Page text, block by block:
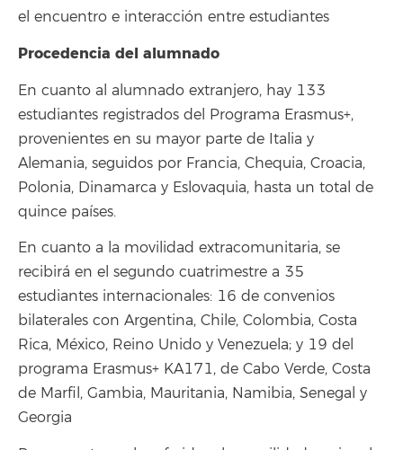
el encuentro e interacción entre estudiantes
Procedencia del alumnado
En cuanto al alumnado extranjero, hay 133
estudiantes registrados del Programa Erasmus+,
provenientes en su mayor parte de Italia y
Alemania, seguidos por Francia, Chequia, Croacia,
Polonia, Dinamarca y Eslovaquia, hasta un total de
quince países.
En cuanto a la movilidad extracomunitaria, se
recibirá en el segundo cuatrimestre a 35
estudiantes internacionales: 16 de convenios
bilaterales con Argentina, Chile, Colombia, Costa
Rica, México, Reino Unido y Venezuela; y 19 del
programa Erasmus+ KA171, de Cabo Verde, Costa
de Marfil, Gambia, Mauritania, Namibia, Senegal y
Georgia